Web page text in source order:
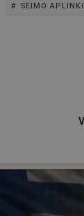
SEIMO